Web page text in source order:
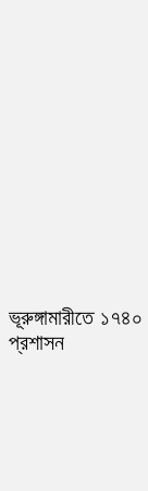
ভূরুঙ্গামারীতে
প্রশাসন